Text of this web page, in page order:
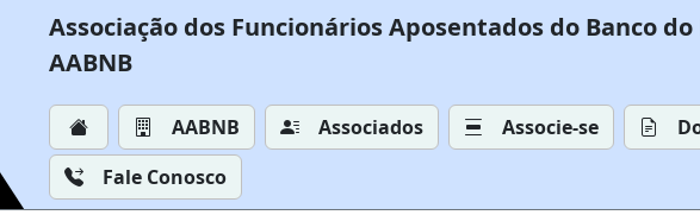
Associação dos Funcionários Aposentados do Banco
AABNB
AABNB Associados Associe-se
Fale Conosco